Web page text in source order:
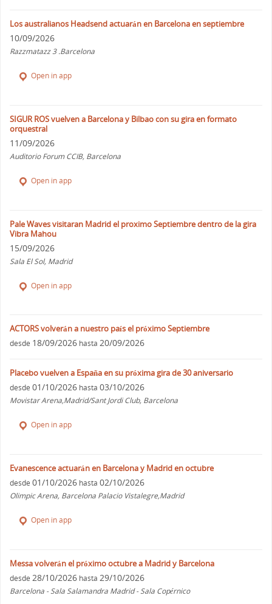
Los australianos Headsend actuarán en Barcelona en septiembre
10/09/2026
Razzmatazz 3 .Barcelona
Open in app
SIGUR ROS vuelven a Barcelona y Bilbao con su gira en formato
orquestral
11/09/2026
Auditorio Forum CCIB, Barcelona
Open in app
Pale Waves visitaran Madrid el proximo Septiembre dentro de la gira
Vibra Mahou
15/09/2026
Sala El Sol, Madrid
Open in app
ACTORS volverán a nuestro país el próximo Septiembre
desde 18/09/2026 hasta 20/09/2026
Placebo vuelven a España en su próxima gira de 30 aniversario
desde 01/10/2026 hasta 03/10/2026
Movistar Arena,Madrid/Sant Jordi Club, Barcelona
Open in app
Evanescence actuarán en Barcelona y Madrid en octubre
desde 01/10/2026 hasta 02/10/2026
Olimpic Arena, Barcelona Palacio Vistalegre,Madrid
Open in app
Messa volverán el próximo octubre a Madrid y Barcelona
desde 28/10/2026 hasta 29/10/2026
Barcelona - Sala Salamandra Madrid - Sala Copérnico